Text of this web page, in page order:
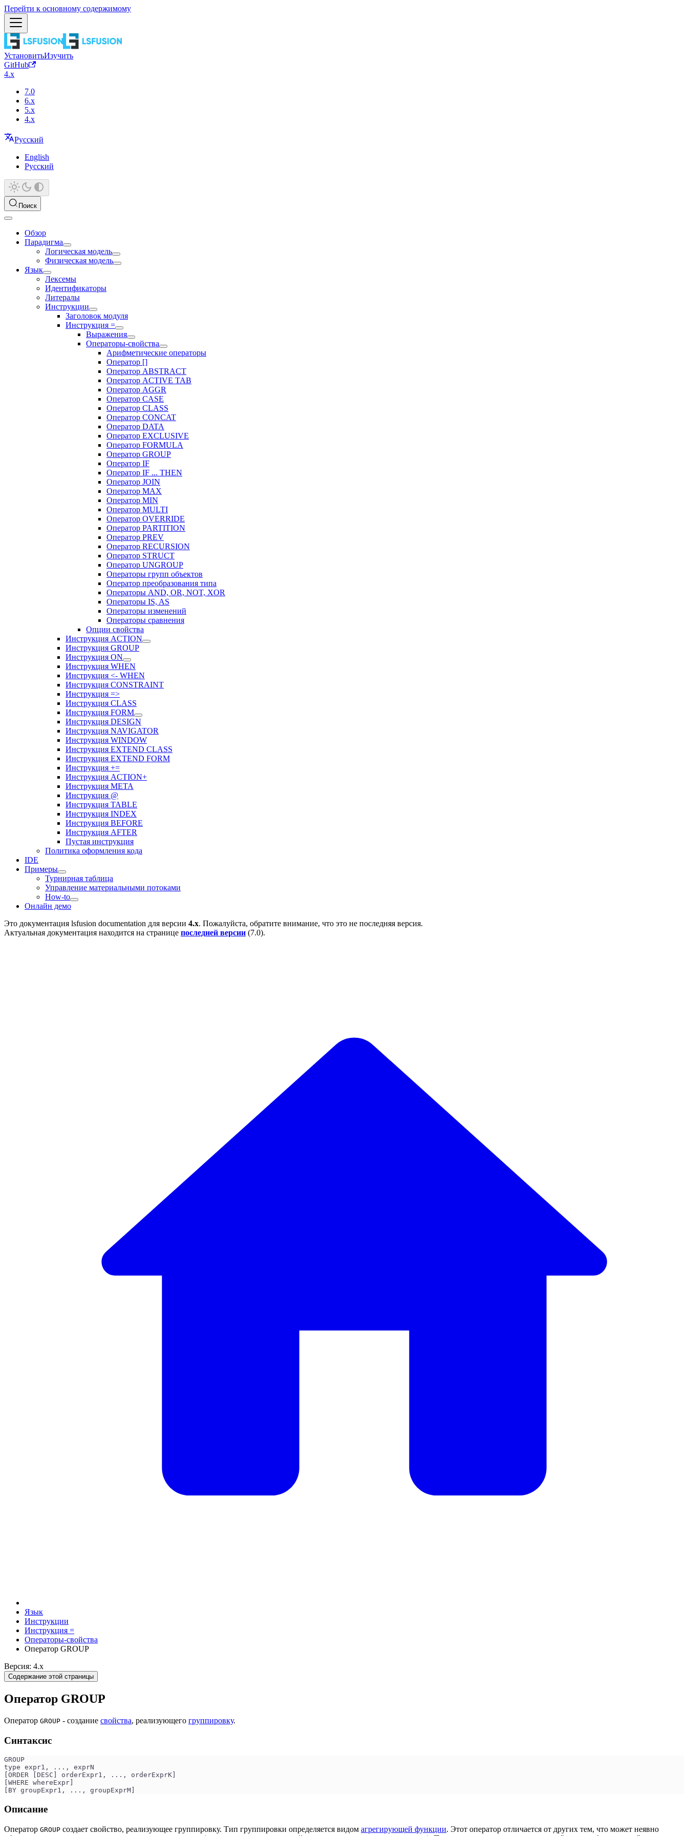
Перейти к основному содержимому
УстановитьИзучить
GitHub
4.x
7.0
6.x
5.x
4.x
Русский
English
Русский
Поиск
Обзор
Парадигма
Логическая модель
Физическая модель
Язык
Лексемы
Идентификаторы
Литералы
Инструкции
Заголовок модуля
Инструкция =
Выражения
Операторы-свойства
Арифметические операторы
Оператор []
Оператор ABSTRACT
Оператор ACTIVE TAB
Оператор AGGR
Оператор CASE
Оператор CLASS
Оператор CONCAT
Оператор DATA
Оператор EXCLUSIVE
Оператор FORMULA
Оператор GROUP
Оператор IF
Оператор IF ... THEN
Оператор JOIN
Оператор MAX
Оператор MIN
Оператор MULTI
Оператор OVERRIDE
Оператор PARTITION
Оператор PREV
Оператор RECURSION
Оператор STRUCT
Оператор UNGROUP
Операторы групп объектов
Оператор преобразования типа
Операторы AND, OR, NOT, XOR
Операторы IS, AS
Операторы изменений
Операторы сравнения
Опции свойства
Инструкция ACTION
Инструкция GROUP
Инструкция ON
Инструкция WHEN
Инструкция <- WHEN
Инструкция CONSTRAINT
Инструкция =>
Инструкция CLASS
Инструкция FORM
Инструкция DESIGN
Инструкция NAVIGATOR
Инструкция WINDOW
Инструкция EXTEND CLASS
Инструкция EXTEND FORM
Инструкция +=
Инструкция ACTION+
Инструкция META
Инструкция @
Инструкция TABLE
Инструкция INDEX
Инструкция BEFORE
Инструкция AFTER
Пустая инструкция
Политика оформления кода
IDE
Примеры
Турнирная таблица
Управление материальными потоками
How-to
Онлайн демо
Это документация lsfusion documentation для версии 4.x. Пожалуйста, обратите внимание, что это не последняя версия.
Актуальная документация находится на странице последней версии (7.0).
Язык
Инструкции
Инструкция =
Операторы-свойства
Оператор GROUP
Версия: 4.x
Содержание этой страницы
Оператор GROUP
Оператор GROUP - создание свойства, реализующего группировку.
Синтаксис
GROUP
type expr1, ..., exprN
[ORDER [DESC] orderExpr1, ..., orderExprK]
[WHERE whereExpr]
[BY groupExpr1, ..., groupExprM]
Описание
Оператор GROUP создает свойство, реализующее группировку. Тип группировки определяется видом агрегирующей функции. Этот оператор отличается от других тем, что может неявно